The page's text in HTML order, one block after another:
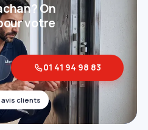
avis clients
On
votre
01 41 94 98 83